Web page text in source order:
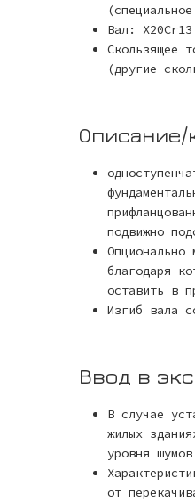
Вал: X20Cr13
Скользящее
(другие
Описание/
подвижно
благодаря
оставить в
Изгиб вала
Ввод в
В случае
жилых
уровня
от